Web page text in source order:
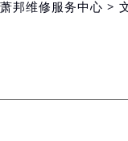
邦维修服务中心 >